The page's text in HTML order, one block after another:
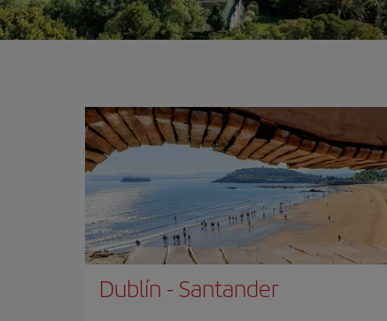
Dublín - Santander